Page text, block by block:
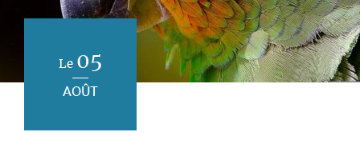
Le 05
AOÛT